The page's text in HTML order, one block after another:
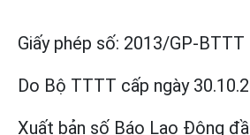
Giấy phép số: 2013/GP-BTTT
Do Bộ TTTT cấp ngày
Xuất bản số Báo Lao Động